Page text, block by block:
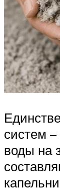
систем
воды на